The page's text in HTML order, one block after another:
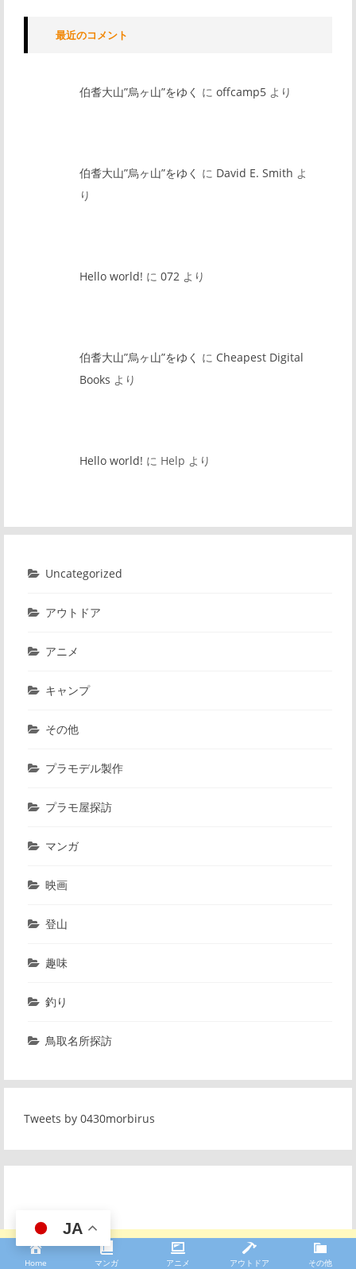
最近のコメント
伯耆大山”烏ヶ山”をゆく に offcamp5 より
伯耆大山”烏ヶ山”をゆく に David E. Smith よ
り
Hello world! に 072 より
伯耆大山”烏ヶ山”をゆく に Cheapest Digital
Books より
Hello world! に Help より
Uncategorized
アウトドア
アニメ
キャンプ
その他
プラモデル製作
プラモ屋探訪
マンガ
映画
登山
趣味
釣り
鳥取名所探訪
Tweets by 0430morbirus
Home マンガ アニメ アウトドア その他
JA